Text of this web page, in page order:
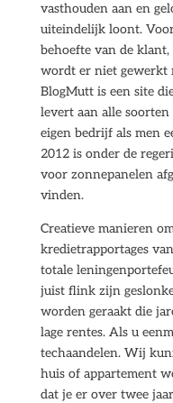
vasthouden aan en
uiteindelijk loont.
behoefte van de klant,
wordt er niet gewerkt
BlogMutt is een site
levert aan alle
eigen bedrijf als men
2012 is onder de
voor zonnepanelen
vinden.
Creatieve manieren
kredietrapportages
totale
juist flink zijn
worden geraakt die
lage rentes. Als u
techaandelen. Wij
huis of appartement
dat je er over twee